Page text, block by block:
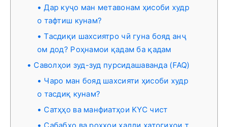
Дар куҷо ман метавонам ҳисоби худр
о тафтиш кунам?
Тасдиқи шахсиятро чӣ гуна бояд анҷ
ом дод? Роҳнамои қадам ба қадам
Саволҳои зуд-зуд пурсидашаванда (FAQ)
Чаро ман бояд шахсияти ҳисоби худр
о тасдиқ кунам?
Сатҳҳо ва манфиатҳои KYC чист
Сабабҳо ва роҳҳои ҳалли хатогиҳои т